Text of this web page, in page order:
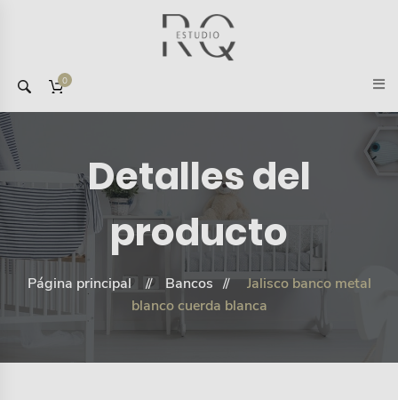
0
Detalles del
producto
Página principal Bancos
Jalisco banco metal
blanco cuerda blanca